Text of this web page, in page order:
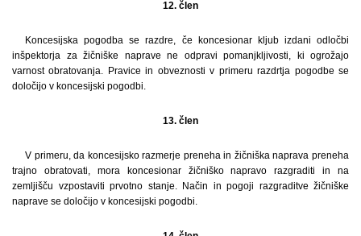
12. člen
Koncesijska pogodba se razdre, če koncesionar kljub izdani odločbi
inšpektorja za žičniške naprave ne odpravi pomanjkljivosti, ki ogrožajo
varnost obratovanja. Pravice in obveznosti v primeru razdrtja pogodbe se
določijo v koncesijski pogodbi.
13. člen
V primeru, da koncesijsko razmerje preneha in žičniška naprava preneha
trajno obratovati, mora koncesionar žičniško napravo razgraditi in na
zemljišču vzpostaviti prvotno stanje. Način in pogoji razgraditve žičniške
naprave se določijo v koncesijski pogodbi.